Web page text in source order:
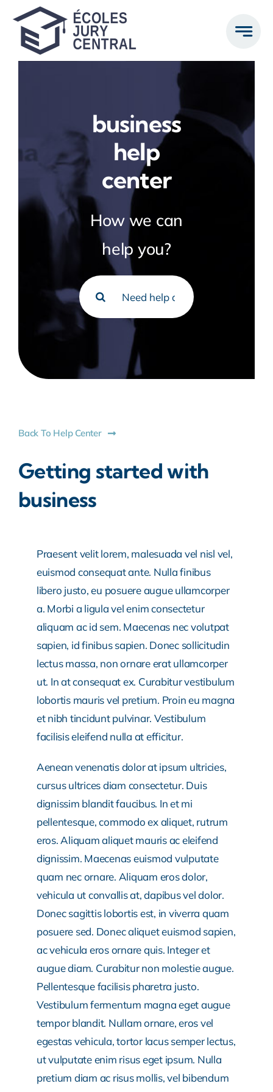
Passer
contenu
business
help
center
How we can
help you?
Rechercher:
Back To Help Center
Getting started with
business
Praesent velit lorem, malesuada vel nisl vel,
euismod consequat ante. Nulla finibus
libero justo, eu posuere augue ullamcorper
a. Morbi a ligula vel enim consectetur
aliquam ac id sem. Maecenas nec volutpat
sapien, id finibus sapien. Donec sollicitudin
lectus massa, non ornare erat ullamcorper
ut. In at consequat ex. Curabitur vestibulum
lobortis mauris vel pretium. Proin eu magna
et nibh tincidunt pulvinar. Vestibulum
facilisis eleifend nulla at efficitur.
Aenean venenatis dolor at ipsum ultricies,
cursus ultrices diam consectetur. Duis
dignissim blandit faucibus. In et mi
pellentesque, commodo ex aliquet, rutrum
eros. Aliquam aliquet mauris ac eleifend
dignissim. Maecenas euismod vulputate
quam nec ornare. Aliquam eros dolor,
vehicula ut convallis at, dapibus vel dolor.
Donec sagittis lobortis est, in viverra quam
posuere sed. Donec aliquet euismod sapien,
ac vehicula eros ornare quis. Integer et
augue diam. Curabitur non molestie augue.
Pellentesque facilisis pharetra justo.
Vestibulum fermentum magna eget augue
tempor blandit. Nullam ornare, eros vel
egestas vehicula, tortor lacus semper lectus,
ut vulputate enim risus eget ipsum. Nulla
pretium diam ac risus mollis, vel bibendum